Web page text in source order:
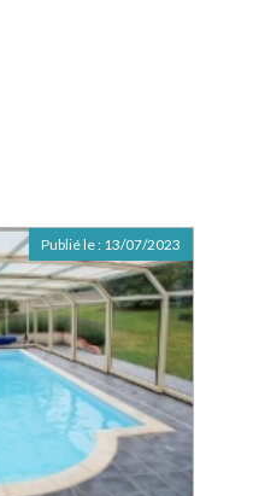
Publié le : 13/07/2023